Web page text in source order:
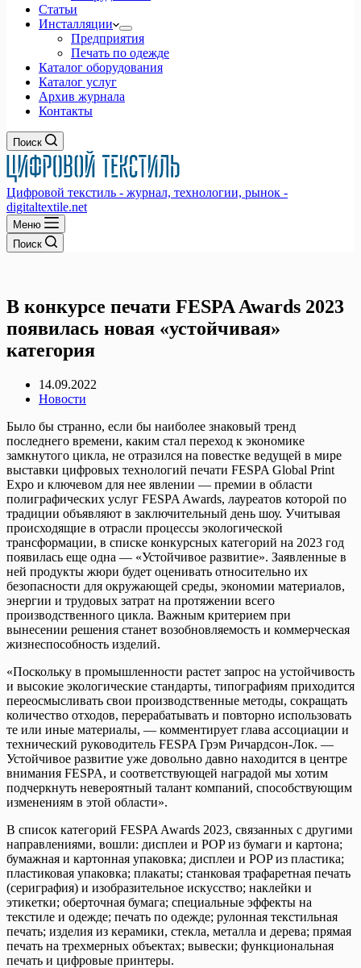
Статьи
Инсталляции
Предприятия
Печать по одежде
Каталог оборудования
Каталог услуг
Архив журнала
Контакты
Поиск
Цифровой текстиль - журнал, технологии, рынок -
digitaltextile.net
Меню
Поиск
В конкурсе печати FESPA Awards 2023
появилась новая «устойчивая»
категория
14.09.2022
Новости
Было бы странно, если бы наиболее знаковый тренд
последнего времени, каким стал переход к экономике
замкнутого цикла, не отразился на повестке ведущей в мире
выставки цифровых технологий печати FESPA Global Print
Expo и ключевом для нее явлении — премии в области
полиграфических услуг FESPA Awards, лауреатов которой по
традиции объявляют в заключительный день шоу. Учитывая
происходящие в отрасли процессы экологической
трансформации, в списке конкурсных категорий на 2023 год
появилась еще одна — «Устойчивое развитие». Заявленные в
ней продукты жюри будет оценивать относительно их
безопасности для окружающей среды, экономии материалов,
энергии и трудовых затрат на протяжении всего
производственного цикла. Важным критерием при
вынесении решения станет возобновляемость и коммерческая
жизнеспособность изделий.
«Поскольку в промышленности растет запрос на устойчивость
и высокие экологические стандарты, типографиям приходится
переосмысливать свои производственные методы, сокращать
количество отходов, перерабатывать и повторно использовать
те или иные материалы, — комментирует глава ассоциации и
технический руководитель FESPA Грэм Ричардсон-Лок. —
Устойчивое развитие уже довольно давно находится в центре
внимания FESPA, и соответствующей наградой мы хотим
подчеркнуть невероятный талант компаний, способствующим
изменениям в этой области».
В список категорий FESPA Awards 2023, связанных с другими
направлениями, вошли: дисплеи и POP из бумаги и картона;
бумажная и картонная упаковка; дисплеи и POP из пластика;
пластиковая упаковка; плакаты; станковая трафаретная печать
(сериграфия) и изобразительное искусство; наклейки и
этикетки; оберточная бумага; специальные эффекты на
текстиле и одежде; печать по одежде; рулонная текстильная
печать; изделия из керамики, стекла, металла и дерева; прямая
печать на трехмерных объектах; вывески; функциональная
печать и цифровые принтеры.